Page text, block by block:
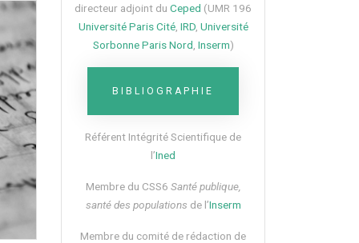
directeur adjoint du Ceped (UMR 196
Université Paris Cité, IRD, Université
Sorbonne Paris Nord Inserm)
BIBLIOGRAPHIE
Référent Intégrité Scientifique de
l’Ined
Membre du CSS6​ Santé publique,
santé des populations de l’Inserm
Membre du comité de rédaction de